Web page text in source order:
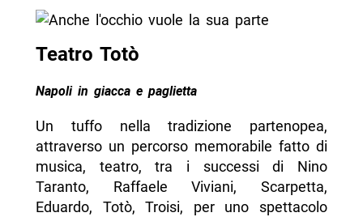
Teatro Totò
Napoli in giacca e paglietta
Un tuffo nella tradizione partenopea,
attraverso un percorso memorabile fatto di
musica, teatro, tra i successi di Nino
Taranto, Raffaele Viviani, Scarpetta,
Eduardo, Totò, Troisi, per uno spettacolo